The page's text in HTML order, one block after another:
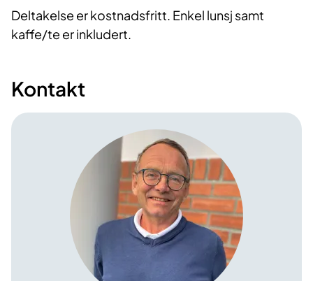
Deltakelse er kostnadsfritt. Enkel lunsj samt
kaffe/te er inkludert.
Kontakt